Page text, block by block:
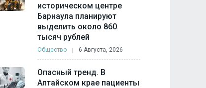
историческом центре
Барнаула планируют
выделить около 860
тысяч рублей
Общество 6 Августа, 2026
Опасный тренд. В
Алтайском крае пациенты